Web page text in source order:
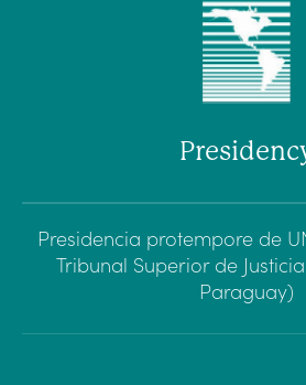
Presidencia protempore de
Tribunal Superior de
Paraguay)